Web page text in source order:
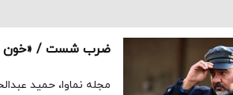
ضرب شست / «خون
مجله نماوا، حمید